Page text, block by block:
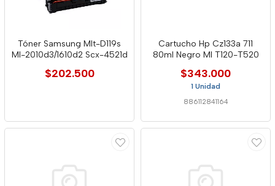
Tóner Samsung Mlt-D119s
Ml-2010d3/1610d2 Scx-4521d
$202.500
Cartucho Hp Cz133a 711
80ml Negro Ml T120-T520
$343.000
1 Unidad
886112841164